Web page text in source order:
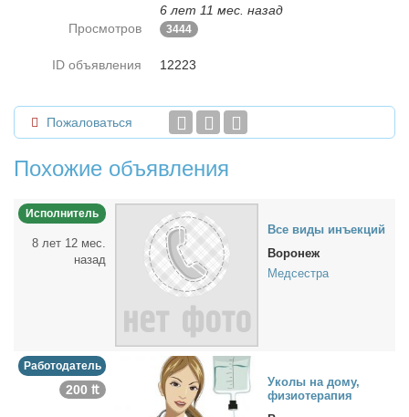
6 лет 11 мес. назад
Просмотров
3444
ID объявления 12223
Пожаловаться
Похожие объявления
Исполнитель
8 лет 12 мес.
назад
Все ви­ды инъ­ек­ций
Воронеж
Медсестра
Работодатель
200 ₶
Уко­лы на до­му,
физио­те­ра­пия